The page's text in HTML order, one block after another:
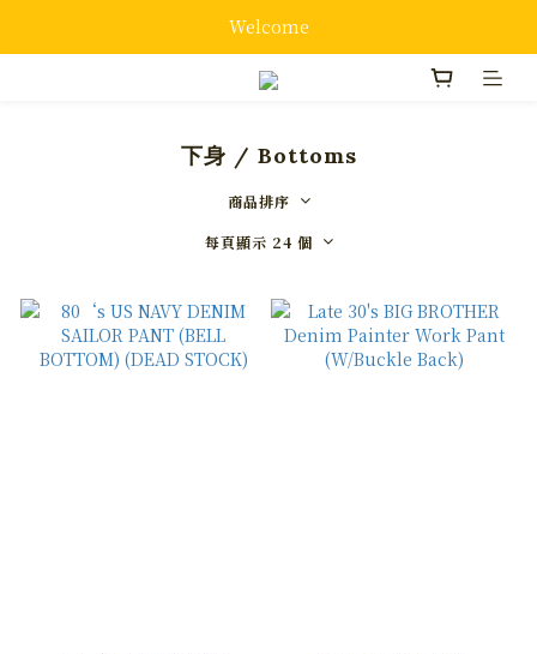
Welcome
下身 / Bottoms
商品排序
每頁顯示 24 個